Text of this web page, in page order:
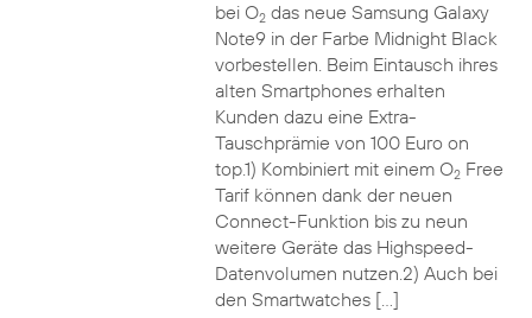
bei O2das neue Samsung Galaxy
Note9 in der Farbe Midnight Black
vorbestellen. Beim Eintausch ihres
alten Smartphones erhalten
Kunden dazu eine Extra-
Tauschprämie von 100 Euro on
top.1) Kombiniert mit einem O2Free
Tarif können dank der neuen
Connect-Funktion bis zu neun
weitere Geräte das Highspeed-
Datenvolumen nutzen.2) Auch bei
den Smartwatches […]